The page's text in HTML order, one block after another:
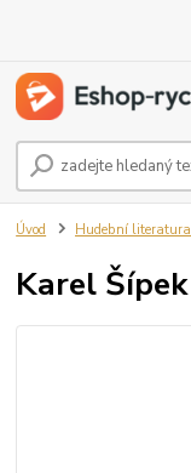
Úvod Hudební
Karel